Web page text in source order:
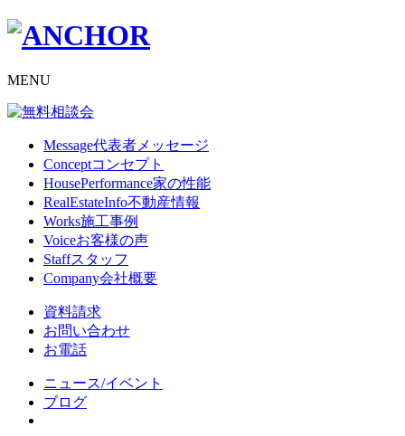
MENU
Message代表者メッセージ
Conceptコンセプト
HousePerformance家の性能
RealEstateInfo不動産情報
Works施工事例
Voiceお客様の声
Staffスタッフ
Company会社概要
資料請求
お問い合わせ
お電話
ニュース/イベント
ブログ